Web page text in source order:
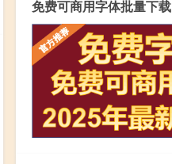
免费可商用字体批量下载